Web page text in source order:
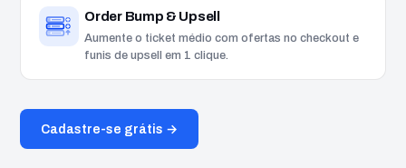
Order Bump & Upsell
Aumente o ticket médio com ofertas no checkout e
funis de upsell em 1 clique.
Cadastre-se grátis →